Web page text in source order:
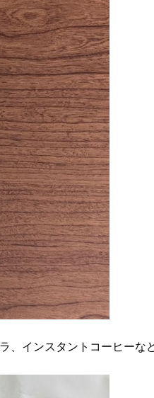
、インスタントコーヒーな